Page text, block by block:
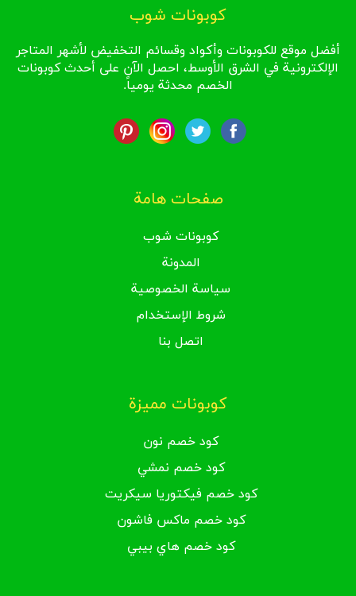
كوبونات شوب
أفضل موقع للكوبونات وأكواد وقسائم التخفيض لأشهر المتاجر
الإلكترونية في الشرق الأوسط، احصل الآن على أحدث كوبونات
الخصم محدثة يومياً.
صفحات هامة
كوبونات شوب
المدونة
سياسة الخصوصية
شروط الإستخدام
اتصل بنا
كوبونات مميزة
كود خصم نون
كود خصم نمشي
كود خصم فيكتوريا سيكريت
كود خصم ماكس فاشون
كود خصم هاي بيبي